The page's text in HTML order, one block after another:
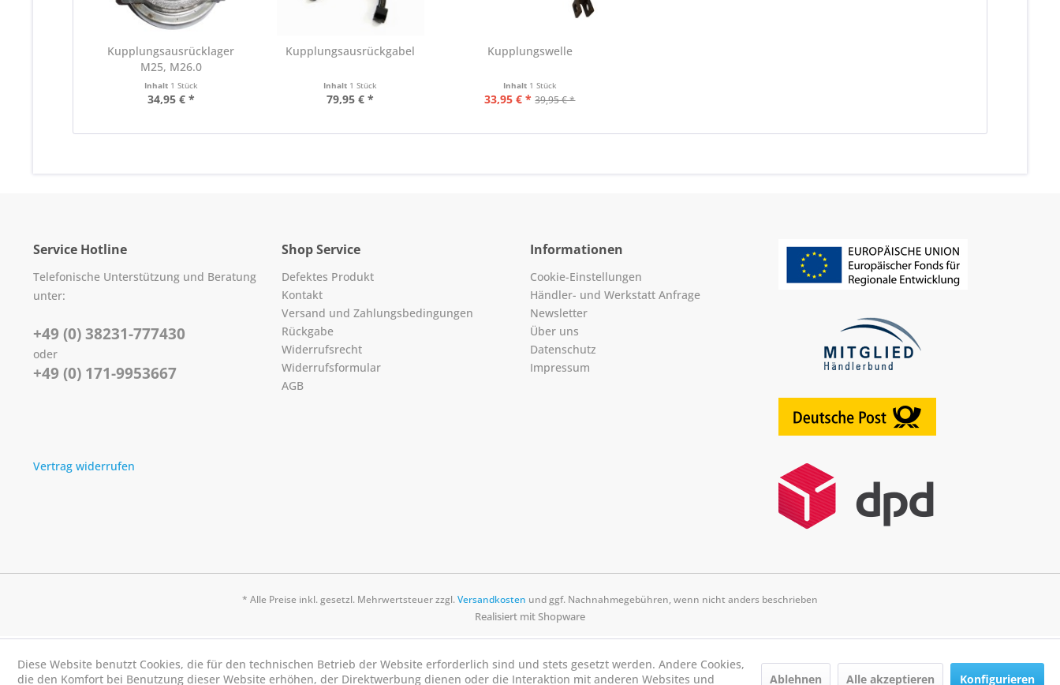
Kupplungsausrücklager
M25, M26.0
Inhalt 1 Stück
34,95 € *
Kupplungsausrückgabel
Inhalt 1 Stück
79,95 € *
Kupplungswelle
Inhalt 1 Stück
33,95 € * 39,95 € *
Service Hotline
Telefonische Unterstützung und Beratung
unter:
+49 (0) 38231-777430
oder
+49 (0) 171-9953667
Vertrag widerrufen
Shop Service
Defektes Produkt
Kontakt
Versand und Zahlungsbedingungen
Rückgabe
Widerrufsrecht
Widerrufsformular
AGB
Informationen
Cookie-Einstellungen
Händler- und Werkstatt Anfrage
Newsletter
Über uns
Datenschutz
Impressum
* Alle Preise inkl. gesetzl. Mehrwertsteuer zzgl.Versandkosten und ggf. Nachnahmegebühren, wenn nicht anders beschrieben
Realisiert mit Shopware
Diese Website benutzt Cookies, die für den technischen Betrieb der Website erforderlich sind und stets gesetzt werden. Andere Cookies,
die den Komfort bei Benutzung dieser Website erhöhen, der Direktwerbung dienen oder die Interaktion mit anderen Websites und
Ablehnen Alle akzeptieren Konfigurieren